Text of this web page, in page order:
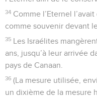
34 Comme l’Eternel
comme souvenir devant
35 Les Israélites
ans, jusqu’à leur arrivée
pays de Canaan.
36 (La mesure utilisée,
un dixième de la mesure